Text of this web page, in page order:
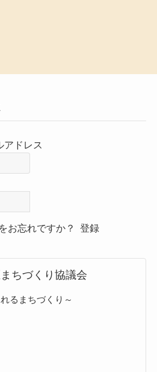
アドレス
お忘れですか？ 登録
ちづくり協議会
るまちづくり～